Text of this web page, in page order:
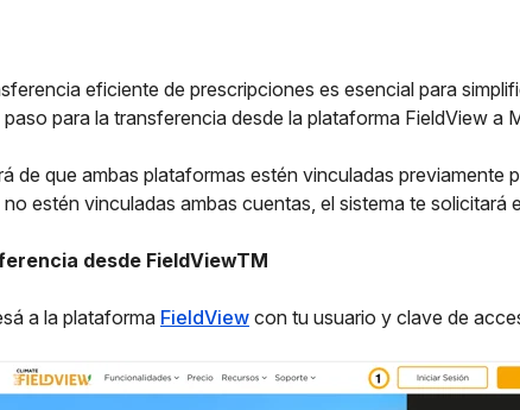
eficiente de prescripciones es esencial para
para la transferencia desde la plataforma FieldView a
de que ambas plataformas estén vinculadas
no estén vinculadas ambas cuentas, el sistema te
desde FieldViewTM
a la plataforma FieldView con tu usuario y clave de